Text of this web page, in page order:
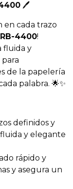
🖊️
en cada trazo
4400!
fluida y
de la papelería
palabra. 🌟✨
definidos y
fluida y elegante
rápido y
y asegura un